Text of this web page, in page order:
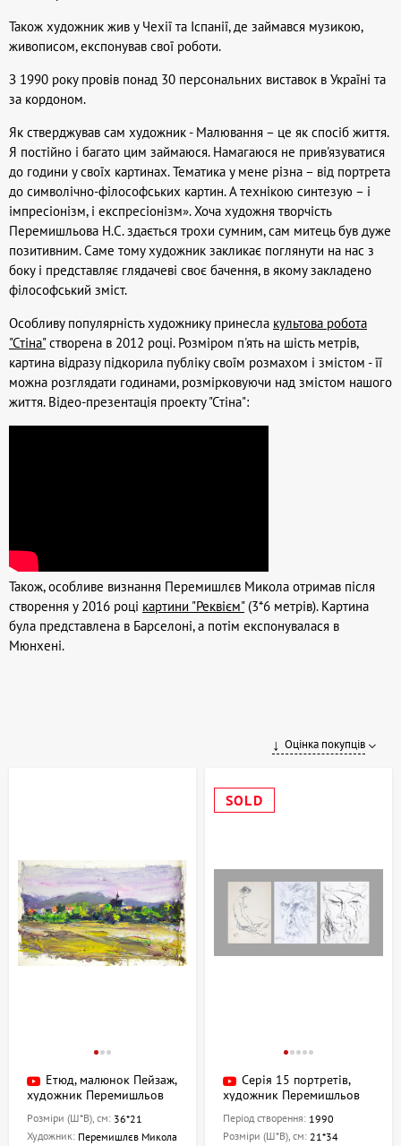
Також художник жив у Чехії та Іспанії, де займався музикою,
живописом, експонував свої роботи.
З 1990 року провів понад 30 персональних виставок в Україні та
за кордоном.
Як стверджував сам художник - Малювання – це як спосіб життя.
Я постійно і багато цим займаюся. Намагаюся не прив'язуватися
до години у своїх картинах. Тематика у мене різна – від портрета
до символічно-філософських картин. А технікою синтезую – і
імпресіонізм, і експресіонізм». Хоча художня творчість
Перемишльова Н.С. здається трохи сумним, сам митець був дуже
позитивним. Саме тому художник закликає поглянути на нас з
боку і представляє глядачеві своє бачення, в якому закладено
філософський зміст.
Особливу популярність художнику принесла культова робота
"Стіна"створена в 2012 році. Розміром п'ять на шість метрів,
картина відразу підкорила публіку своїм розмахом і змістом - її
можна розглядати годинами, розмірковуючи над змістом нашого
життя. Відео-презентація проекту "Стіна":
Також, особливе визнання Перемишлєв Микола отримав після
створення у 2016 році картини "Реквієм"(3*6 метрів). Картина
була представлена в Барселоні, а потім експонувалася в
Мюнхені.
Оцінка покупців
Етюд, малюнок Пейзаж,
художник Перемишльов
Розміри (Ш*В), см: 36*21
Художник: Перемишлєв Микола
SOLD
Серія 15 портретів,
художник Перемишльов
Період створення: 1990
Розміри (Ш*В), см: 21*34